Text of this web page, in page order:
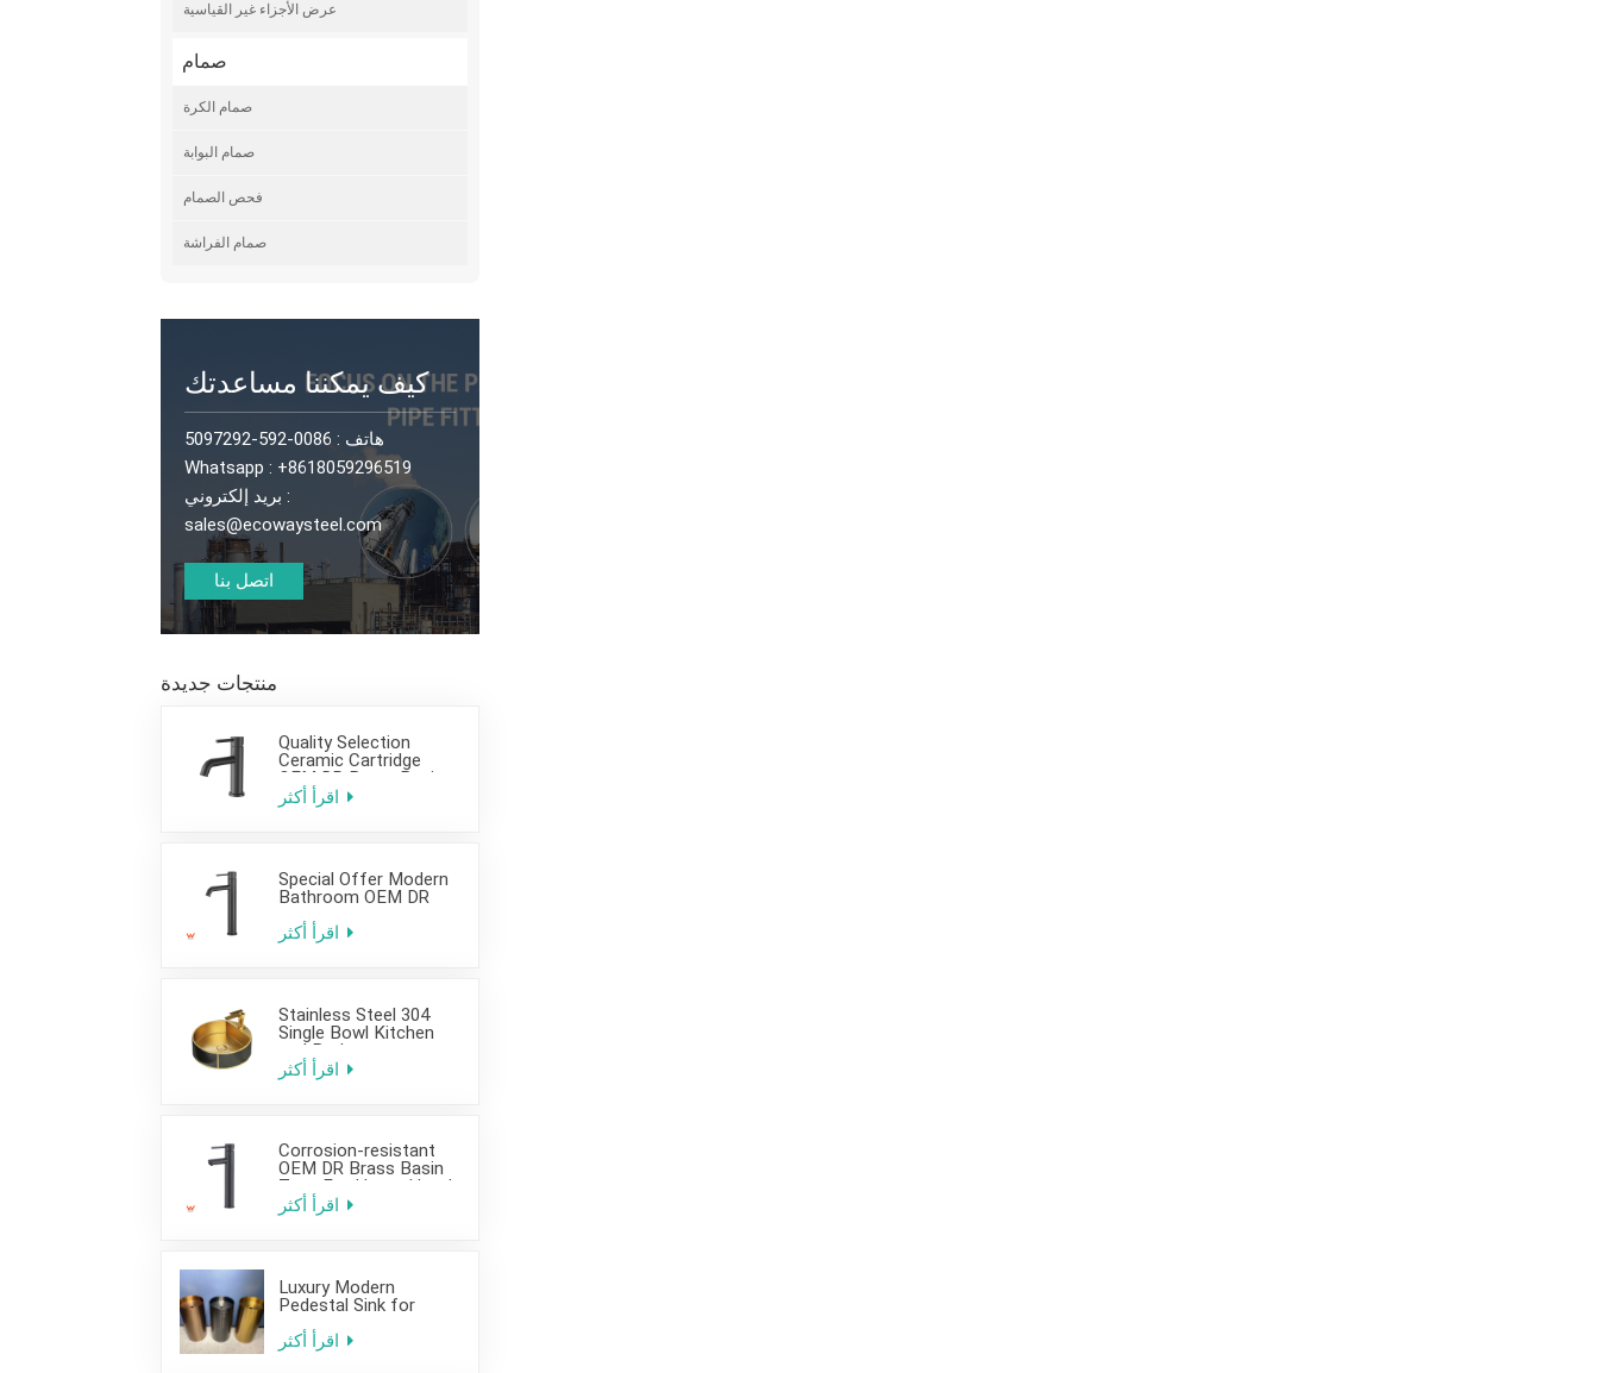
عرض الأجزاء غير القياسية
صمام
صمام الكرة
صمام البوابة
فحص الصمام
صمام الفراشة
كيف يمكننا مساعدتك
هاتف : 0086-592-5097292
Whatsapp : +8618059296519
بريد إلكتروني :
sales@ecowaysteel.com
اتصل بنا
منتجات جديدة
Quality Selection
Ceramic Cartridge
OEM DR Brass Basin
Taps For Home Hotel
Bathroom Use
Special Offer Modern
Bathroom OEM DR
Home Hotel Project
Use
Stainless Steel 304
Single Bowl Kitchen
and Bathroom
Countertop Sink
Corrosion-resistant
OEM DR Brass Basin
Taps For Home Hotel
Project Use
Luxury Modern
Pedestal Sink for